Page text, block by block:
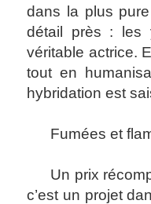
dans la plus
détail près : les
véritable actrice.
tout en
hybridation est
Fumées et
Un prix
c’est un projet